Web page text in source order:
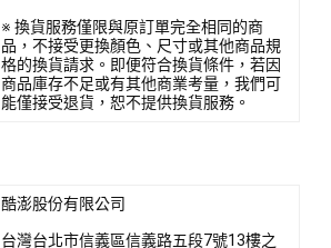
※ 換貨服務僅限與原訂單完全相同的商
品，不接受更換顏色、尺寸或其他商品規
格的換貨請求。即便符合換貨條件，若因
商品庫存不足或有其他商業考量，我們可
能僅接受退貨，恕不提供換貨服務。
酷澎股份有限公司
台灣台北市信義區信義路五段7號13樓之